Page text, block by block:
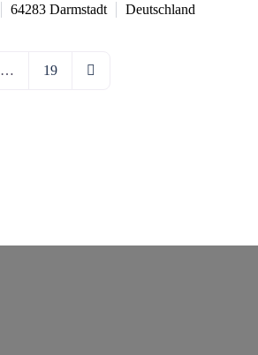
64283 Darmstadt Deutschland
… 19 Ältere Beiträge